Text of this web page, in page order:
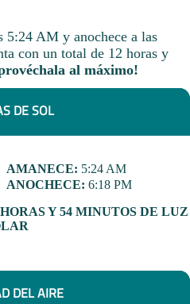
5:24 AM y anochece a las
con un total de 12 horas y
al máximo!
DE SOL
AMANECE: 5:24 AM
ANOCHECE: 6:18 PM
HORAS Y 54 MINUTOS DE LUZ
DEL AIRE